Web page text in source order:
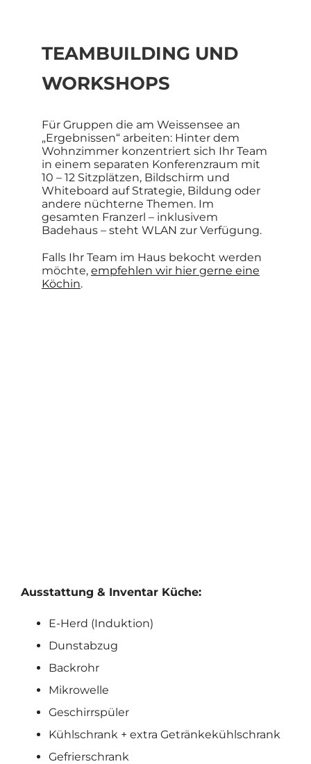
TEAMBUILDING UND
WORKSHOPS
Für Gruppen die am Weissensee an
„Ergebnissen“ arbeiten: Hinter dem
Wohnzimmer konzentriert sich Ihr Team
in einem separaten Konferenzraum mit
10 – 12 Sitzplätzen, Bildschirm und
Whiteboard auf Strategie, Bildung oder
andere nüchterne Themen. Im
gesamten Franzerl – inklusivem
Badehaus – steht WLAN zur Verfügung.
Falls Ihr Team im Haus bekocht werden
möchte, empfehlen wir hier gerne eine
Köchin.
Ausstattung & Inventar Küche:
E-Herd (Induktion)
Dunstabzug
Backrohr
Mikrowelle
Geschirrspüler
Kühlschrank + extra Getränkekühlschrank
Gefrierschrank